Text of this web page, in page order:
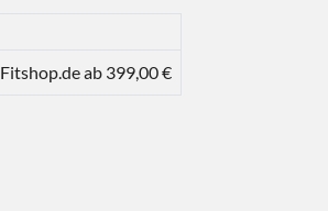
Fitshop.de ab 399,00 €